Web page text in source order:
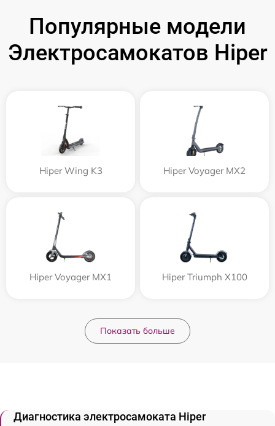
Популярные модели
Электросамокатов Hiper
Hiper Wing K3 Hiper Voyager MX2
Hiper Voyager MX1 Hiper Triumph X100
Показать больше
Диагностика электросамоката Hiper